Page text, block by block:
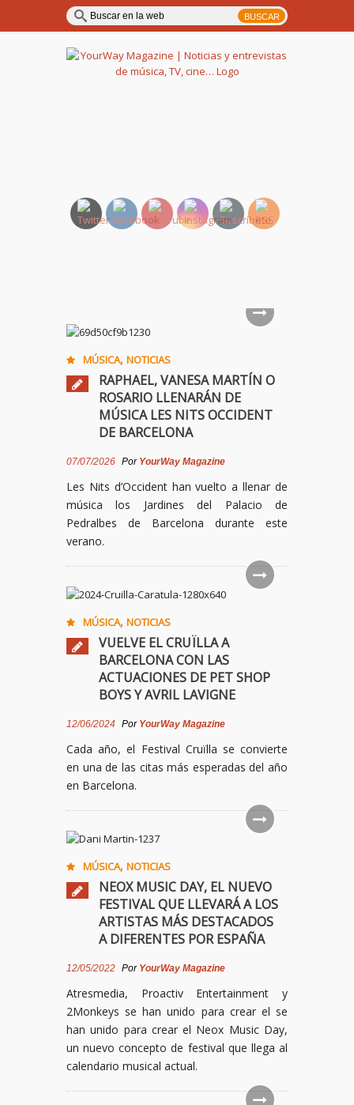
MÚSICA, NOTICIAS
RAPHAEL, VANESA MARTÍN O
ROSARIO LLENARÁN DE
MÚSICA LES NITS OCCIDENT
DE BARCELONA
07/07/2026 Por YourWay Magazine
Les Nits d’Occident han vuelto a llenar de
música los Jardines del Palacio de
Pedralbes de Barcelona durante este
verano.
MÚSICA, NOTICIAS
VUELVE EL CRUÏLLA A
BARCELONA CON LAS
ACTUACIONES DE PET SHOP
BOYS Y AVRIL LAVIGNE
12/06/2024 Por YourWay Magazine
Cada año, el Festival Cruïlla se convierte
en una de las citas más esperadas del año
en Barcelona.
MÚSICA, NOTICIAS
NEOX MUSIC DAY, EL NUEVO
FESTIVAL QUE LLEVARÁ A LOS
ARTISTAS MÁS DESTACADOS
A DIFERENTES POR ESPAÑA
12/05/2022 Por YourWay Magazine
Atresmedia, Proactiv Entertainment y
2Monkeys se han unido para crear el se
han unido para crear el Neox Music Day,
un nuevo concepto de festival que llega al
calendario musical actual.